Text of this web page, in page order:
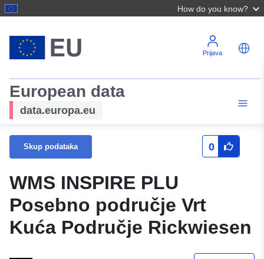
How do you know?
Prijava
European data
data.europa.eu
Skup podataka 0
WMS INSPIRE PLU
Posebno područje Vrt
Kuća Područje Rickwiesen